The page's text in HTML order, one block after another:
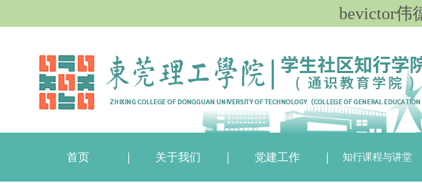
bevictor伟
首页 关于我们 党建工作 知行课程与讲堂